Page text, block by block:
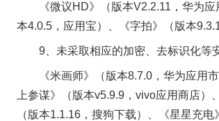
《微议HD》（版本V2.2.11，华为应
本4.0.5，应用宝）、《字拍》（版本
9、未采取相应的加密、去标识化等安
《米画师》（版本8.7.0，华为应用市
上参谋》（版本v5.9.9，vivo应用商店
（版本1.1.16，搜狗下载）、《星星充
东山县通报“牛蛙产品抗生素超标问题”